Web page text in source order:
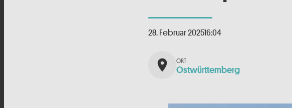
28. Februar 202516:04
place Ostwürttemberg